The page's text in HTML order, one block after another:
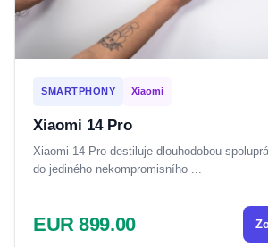
SMARTPHONY Xiaomi
Xiaomi 14 Pro
Xiaomi 14 Pro destiluje dlouhodobou
do jediného nekompromisního ...
EUR 899.00